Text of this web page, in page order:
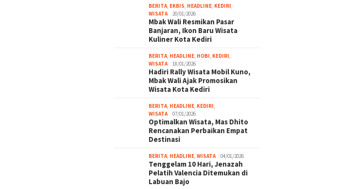
BERITA, EKBIS, HEADLINE, KEDIRI,
WISATA
20/01/2026
Mbak Wali Resmikan Pasar
Banjaran, Ikon Baru Wisata
Kuliner Kota Kediri
BERITA, HEADLINE, HOBI, KEDIRI,
WISATA
18/01/2026
Hadiri Rally Wisata Mobil Kuno,
Mbak Wali Ajak Promosikan
Wisata Kota Kediri
BERITA, HEADLINE, KEDIRI,
WISATA
07/01/2026
Optimalkan Wisata, Mas Dhito
Rencanakan Perbaikan Empat
Destinasi
BERITA, HEADLINE,WISATA 04/01/2026
Tenggelam 10 Hari, Jenazah
Pelatih Valencia Ditemukan di
Labuan Bajo